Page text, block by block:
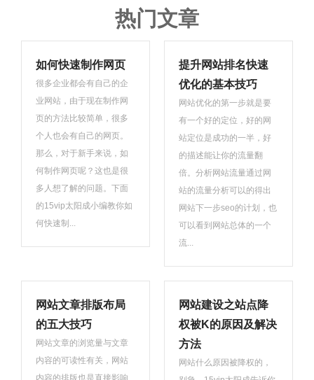
热门文章
如何快速制作网页
很多企业都会有自己的企
业网站，由于现在制作网
页的方法比较简单，很多
个人也会有自己的网页。
那么，对于新手来说，如
何制作网页呢？这也是很
多人想了解的问题。下面
的15vip太阳成小编教你如
何快速制...
提升网站排名快速
优化的基本技巧
网站优化的第一步就是要
有一个好的定位，好的网
站定位是成功的一半，好
的描述能让你的流量翻
倍。分析网站流量通过网
站的流量分析可以的得出
网站下一步seo的计划，也
可以看到网站总体的一个
流...
网站文章排版布局
的五大技巧
网站文章的浏览量与文章
内容的可读性有关，网站
网站建设之站点降
权被K的原因及解决
方法
网站什么原因被降权的，